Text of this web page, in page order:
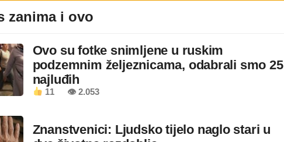
zanima i ovo
Ovo su fotke snimljene u ruskim
podzemnim željeznicama, odabrali smo 25
najluđih
11 👁 2.053
Znanstvenici: Ljudsko tijelo naglo stari u